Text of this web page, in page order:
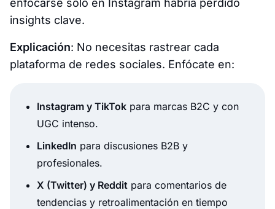
enfocarse solo en Instagram habría perdido
insights clave.
Explicación: No necesitas rastrear cada
plataforma de redes sociales. Enfócate en:
Instagram y TikTok para marcas B2C y con
UGC intenso.
LinkedIn para discusiones B2B y
profesionales.
X (Twitter) y Reddit para comentarios de
tendencias y retroalimentación en tiempo